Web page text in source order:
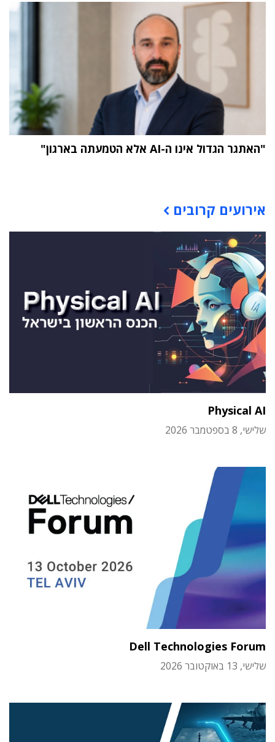
"האתגר הגדול אינו ה-AI אלא הטמעתה בארגון"
אירועים קרובים
Physical AI
שלישי, 8 בספטמבר 2026
Dell Technologies Forum
שלישי, 13 באוקטובר 2026